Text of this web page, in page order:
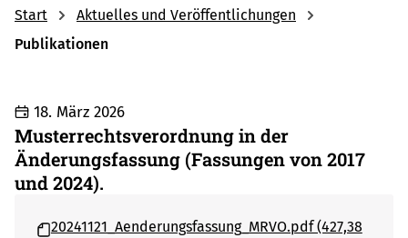
Start
Aktuelles und Veröffentlichungen
Publikationen
18. März 2026
Musterrechtsverordnung in der
Änderungsfassung (Fassungen von 2017
und 2024).
20241121_Aenderungsfassung_MRVO.pdf (427,38